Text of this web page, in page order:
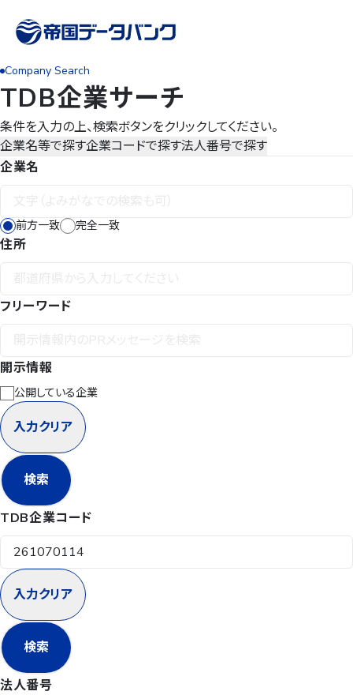
Company Search
TDB企業サーチ
条件を入力の上、検索ボタンをクリックしてください。
企業名等で探す企業コードで探す法人番号で探す
企業名
前方一致 完全一致
住所
フリーワード
開示情報
公開している企業
入力クリア
検索
TDB企業コード
入力クリア
検索
法人番号